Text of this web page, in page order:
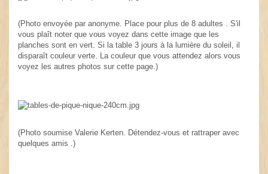
(Photo envoyée par anonyme. Place pour plus de 8 adultes . S'il
vous plaît noter que vous voyez dans cette image que les
planches sont en vert. Si la table 3 jours à la lumière du soleil, il
disparaît couleur verte. La couleur que vous attendez alors vous
voyez les autres photos sur cette page.)
(Photo soumise Valerie Kerten. Détendez-vous et rattraper avec
quelques amis .)